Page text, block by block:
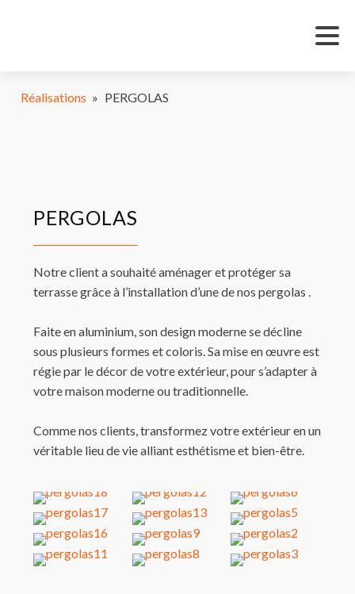
Réalisations » PERGOLAS
PERGOLAS
Notre client a souhaité aménager et protéger sa
terrasse grâce à l’installation d’une de nos pergolas .
Faite en aluminium, son design moderne se décline
sous plusieurs formes et coloris. Sa mise en œuvre est
régie par le décor de votre extérieur, pour s’adapter à
votre maison moderne ou traditionnelle.
Comme nos clients, transformez votre extérieur en un
véritable lieu de vie alliant esthétisme et bien-être.